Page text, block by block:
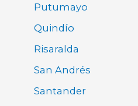
Putumayo
Quindío
Risaralda
San Andrés
Santander